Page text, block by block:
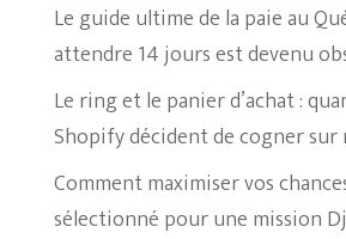
Le guide ultime de la paie au
attendre 14 jours est devenu
Le ring et le panier d’achat :
Shopify décident de cogner
Comment maximiser vos
sélectionné pour une mission